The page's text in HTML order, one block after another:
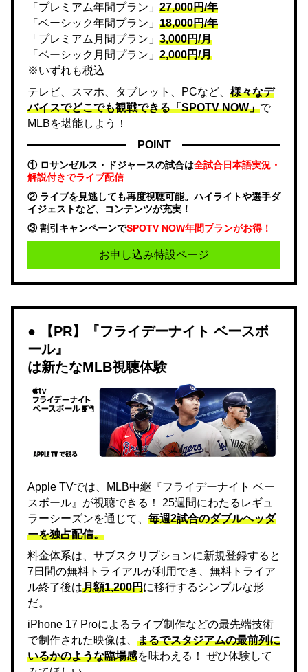
「プレミアム年間プラン」 27,000円/年
「ベーシック年間プラン」 18,000円/年
「プレミアム月間プラン」 3,000円/月
「ベーシック月間プラン」 2,000円/月
※いずれも税込
テレビ、スマホ、タブレット、PCなど、 様々なデ
バイスでどこでも観戦できる「SPOTV NOW」で
MLBを堪能しよう！
POINT
① ロサンゼルス・ドジャースの試合は全試合日本語実況・
解説付きでライブ配信
② ライブを見逃しても再度視聴可能。ハイライトや選手ダ
イジェストなど、コンテンツが充実！
③ 割引キャンペーンでSPOTV NOW年間プランがお得！
お申し込み特設ページ
【PR】『フライデーナイト ベースボ
ール』
は新たなMLB視聴体験
Apple TVでは、MLB中継『フライデーナイト ベー
スボール』が視聴できる！ 25週間にわたるレギュ
ラーシーズンを通じて、 毎週2試合のダブルヘッダ
ーを独占配信。
料金体系は、サブスクリプションに新規登録すると
7日間の無料トライアルが利用でき、無料トライア
ル終了後は月額1,200円に移行するシンプルな形
だ。
iPhone 17 Proによるライブ制作などの最先端技術
で制作された映像は、 まるでスタジアムの最前列に
いるかのような臨場感を味わえる！ ぜひ体験して